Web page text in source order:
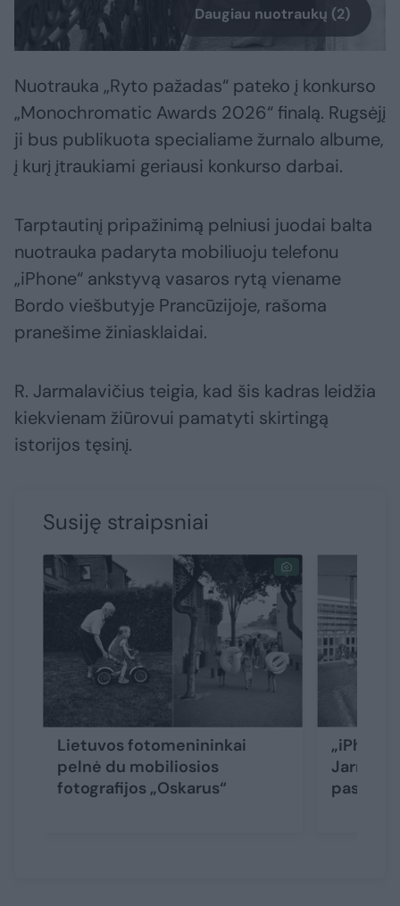
Daugiau nuotraukų (2)
Nuotrauka „Ryto pažadas“ pateko į konkurso
„Monochromatic Awards 2026“ finalą. Rugsėjį
ji bus publikuota specialiame žurnalo albume,
į kurį įtraukiami geriausi konkurso darbai.
Tarptautinį pripažinimą pelniusi juodai balta
nuotrauka padaryta mobiliuoju telefonu
„iPhone“ ankstyvą vasaros rytą viename
Bordo viešbutyje Prancūzijoje, rašoma
pranešime žiniasklaidai.
R. Jarmalavičius teigia, kad šis kadras leidžia
kiekvienam žiūrovui pamatyti skirtingą
istorijos tęsinį.
Susiję straipsniai
Lietuvos fotomenininkai
pelnė du mobiliosios
fotografijos „Oskarus“